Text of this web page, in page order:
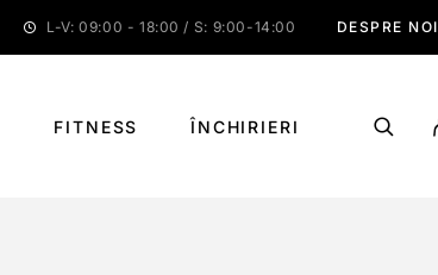
L-V: 09:00 - 18:00 / S: 9:00-14:00 DESPRE NOI
FITNESS ÎNCHIRIERI